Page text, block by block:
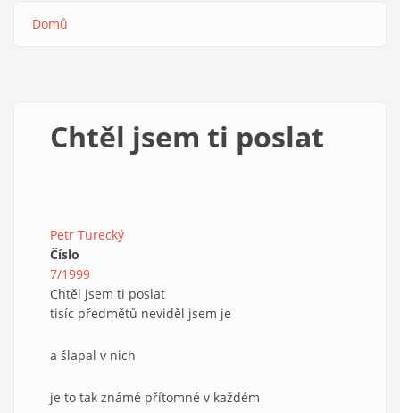
Domů
Chtěl jsem ti poslat
Petr Turecký
Číslo
7/1999
Chtěl jsem ti poslat
tisíc předmětů neviděl jsem je
a šlapal v nich
je to tak známé přítomné v každém